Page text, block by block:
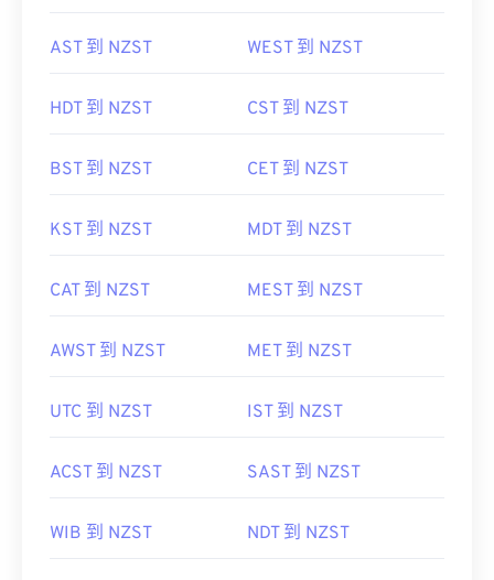
AST 到 NZST WEST 到 NZST
HDT 到 NZST CST 到 NZST
BST 到 NZST CET 到 NZST
KST 到 NZST MDT 到 NZST
CAT 到 NZST MEST 到 NZST
AWST 到 NZST MET 到 NZST
UTC 到 NZST IST 到 NZST
ACST 到 NZST SAST 到 NZST
WIB 到 NZST NDT 到 NZST